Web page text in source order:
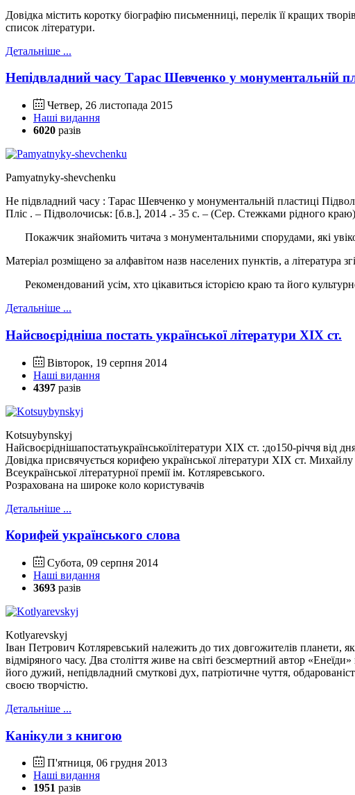
Довідка містить коротку біографію письменниці, перелік її кращих
список літератури.
Детальніше ...
Непідвладний часу Тарас Шевченко у монументальній
Четвер, 26 листопада 2015
Наші видання
6020 разів
Pamyatnyky-shevchenku
Не підвладний часу : Тарас Шевченко у монументальній пластиці
Пліс . – Підволочиськ: [б.в.], 2014 .- 35 с. – (Сер. Стежками рідного краю)
Покажчик знайомить читача з монументальними спорудами, які
Матеріал розміщено за алфавітом назв населених пунктів, а література
Рекомендований усім, хто цікавиться історією краю та його
Детальніше ...
Найсвоєрідніша постать української літератури ХІХ ст.
Вівторок, 19 серпня 2014
Наші видання
4397 разів
Kotsuybynskyj
Найсвоєріднішапостатьукраїнськоїлітератури ХІХ ст. :до150-річчя
Довідка присвячується корифею української літератури ХІХ ст.
Всеукраїнської літературної премії ім. Котляревського.
Розрахована на широке коло користувачів
Детальніше ...
Корифей українського слова
Субота, 09 серпня 2014
Наші видання
3693 разів
Kotlyarevskyj
Іван Петрович Котляревський належить до тих довгожителів планети,
відміряного часу. Два століття живе на світі безсмертний автор
його дужий, непідвладний смуткові дух, патріотичне чуття,
своєю творчістю.
Детальніше ...
Канікули з книгою
П'ятниця, 06 грудня 2013
Наші видання
1951 разів